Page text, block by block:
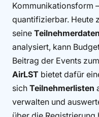
Kommunikationsform
quantifizierbar. Heute
seine Teilnehmerdaten
analysiert, kann
Beitrag der Events
AirLST bietet dafür
sich Teilnehmerlisten
verwalten und